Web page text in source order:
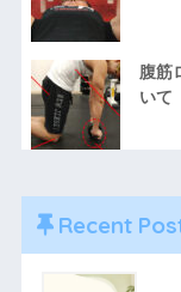
腹筋
いて
Recent